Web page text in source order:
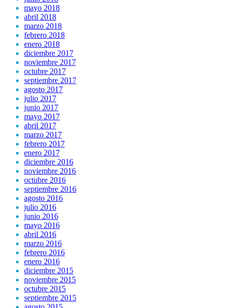
mayo 2018
abril 2018
marzo 2018
febrero 2018
enero 2018
diciembre 2017
noviembre 2017
octubre 2017
septiembre 2017
agosto 2017
julio 2017
junio 2017
mayo 2017
abril 2017
marzo 2017
febrero 2017
enero 2017
diciembre 2016
noviembre 2016
octubre 2016
septiembre 2016
agosto 2016
julio 2016
junio 2016
mayo 2016
abril 2016
marzo 2016
febrero 2016
enero 2016
diciembre 2015
noviembre 2015
octubre 2015
septiembre 2015